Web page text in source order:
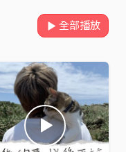
全部播放